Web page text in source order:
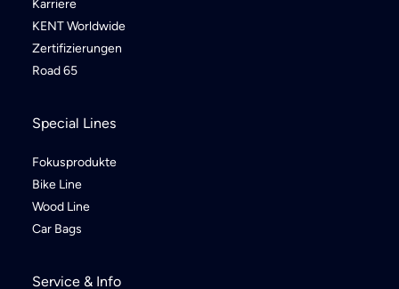
Profil
Karriere
KENT Worldwide
Road 65
Special Lines
Fokusprodukte
Bike Line
Car Bags